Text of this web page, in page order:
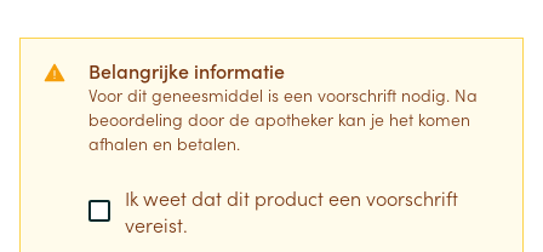
Belangrijke informatie
Voor dit geneesmiddel is een voorschrift nodig. Na
beoordeling door de apotheker kan je het komen
afhalen en betalen.
Ik weet dat dit product een voorschrift
vereist.